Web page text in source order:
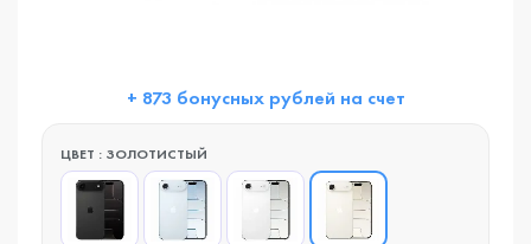
+ 873 бонусных рублей на счет
ЦВЕТ : ЗОЛОТИСТЫЙ